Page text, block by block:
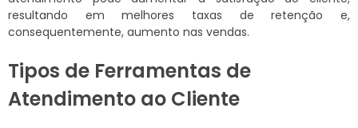
resultando em melhores taxas de retenção e,
consequentemente, aumento nas vendas.
Tipos de Ferramentas de
Atendimento ao Cliente